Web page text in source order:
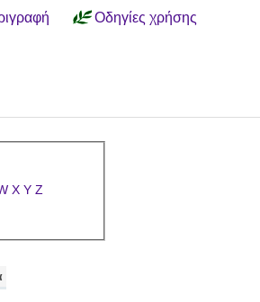
Οδηγίες χρήσης
X Y Z